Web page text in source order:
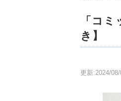
「コ
き】
更新:2024/